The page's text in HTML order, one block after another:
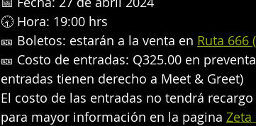
🕣 Hora: 19:00 hrs
🎫 Boletos: estarán a la venta en Ruta 666
🎫 Costo de entradas: Q325.00 en
entradas tienen derecho a Meet & Greet)
El costo de las entradas no tendrá
para mayor información en la pagina